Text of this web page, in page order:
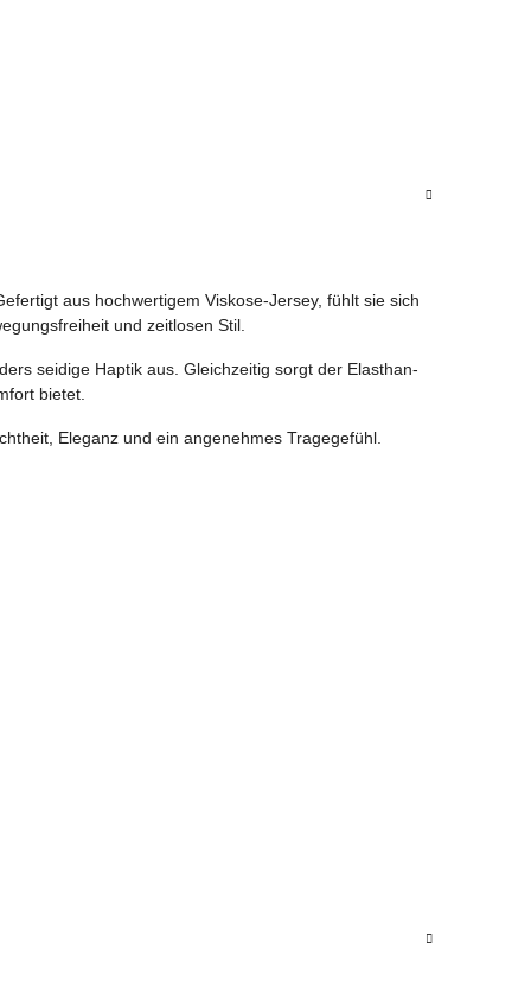
aus hochwertigem Viskose-Jersey, fühlt sie sich
und zeitlosen Stil.
seidige Haptik aus. Gleichzeitig sorgt der Elasthan-
bietet.
Eleganz und ein angenehmes Tragegefühl.